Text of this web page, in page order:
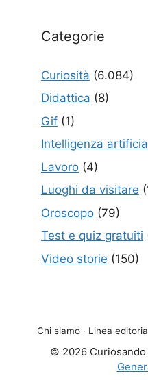
Categorie
Curiosità (6.084)
Didattica (8)
Gif (1)
Intelligenza
Lavoro (4)
Luoghi da visitare
Oroscopo (79)
Test e quiz gratuiti
Video storie (150)
Chi siamo · Linea
© 2026 Curiosando